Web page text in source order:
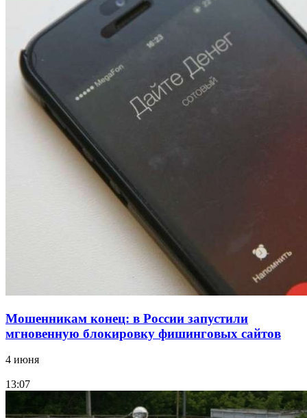
Покушение на убийство в Волгограде: девушка
напала на незнакомую женщину с ножом
12:39
Сладкий праздник в Волгограде: в Центральном
парке прошёл фестиваль „Арбузный переполох“
Волгоградские компании нарастили экспорт:
заключены контракты на 3,6 млн долларов
Мошенникам конец: в России запустили
мгновенную блокировку фишинговых сайтов
4 июня
13:07